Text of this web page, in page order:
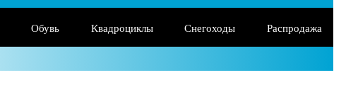
Обувь Квадроциклы Снегоходы Распродажа